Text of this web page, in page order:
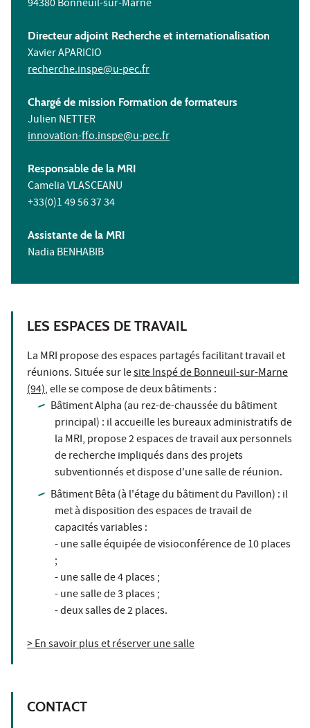
94380 Bonneuil-sur-Marne
Directeur adjoint Recherche et internationalisation
Xavier APARICIO
recherche.inspe@u-pec.fr
Chargé de mission Formation de formateurs
Julien NETTER
innovation-ffo.inspe@u-pec.fr
Responsable de la MRI
Camelia VLASCEANU
+33(0)1 49 56 37 34
Assistante de la MRI
Nadia BENHABIB
LES ESPACES DE TRAVAIL
La MRI propose des espaces partagés facilitant travail et
réunions. Située sur lesite Inspé de Bonneuil-sur-Marne
(94), elle se compose de deux bâtiments :
Bâtiment Alpha (au rez-de-chaussée du bâtiment
principal) : il accueille les bureaux administratifs de
la MRI, propose 2 espaces de travail aux personnels
de recherche impliqués dans des projets
subventionnés et dispose d'une salle de réunion.
Bâtiment Bêta (à l'étage du bâtiment du Pavillon) : il
met à disposition des espaces de travail de
capacités variables :
- une salle équipée de visioconférence de 10 places
;
- une salle de 4 places ;
- une salle de 3 places ;
- deux salles de 2 places.
> En savoir plus et réserver une salle
CONTACT